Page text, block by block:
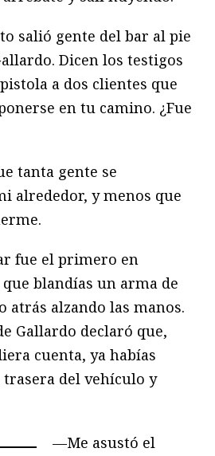
salió gente del bar al pie
Dicen los testigos
a dos clientes que
en tu camino. ¿Fue
tanta gente se
alrededor, y menos que
fue el primero en
blandías un arma de
atrás alzando las manos.
Gallardo declaró que,
cuenta, ya habías
del vehículo y
—Me asustó el